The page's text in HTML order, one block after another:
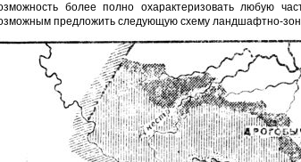
более полно охарактеризовать любую
предложить следующую схему ландшафтно-